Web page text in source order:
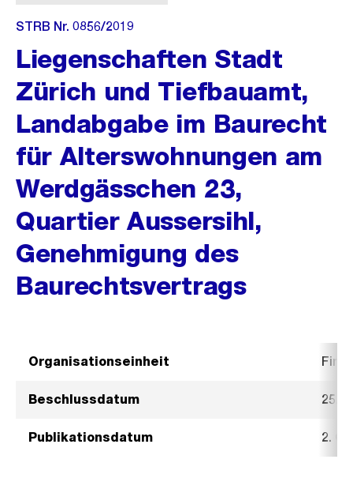
STRB Nr. 0856/2019
Liegenschaften Stadt
Zürich und Tiefbauamt,
Landabgabe im Baurecht
für Alterswohnungen am
Werdgässchen 23,
Quartier Aussersihl,
Genehmigung des
Baurechtsvertrags
Organisationseinheit
Beschlussdatum 25.
Publikationsdatum 2.